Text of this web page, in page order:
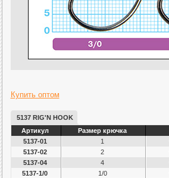
Купить оптом
5137 RIG'N HOOK
Артикул
Размер крючка
5137-01
1
5137-02
2
5137-04
4
5137-1/0
1/0